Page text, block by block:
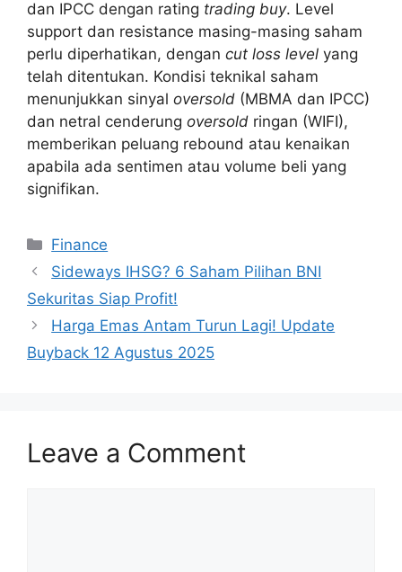
dan IPCC dengan rating trading buy. Level
support dan resistance masing-masing saham
perlu diperhatikan, dengan cut loss level yang
telah ditentukan. Kondisi teknikal saham
menunjukkan sinyal oversold (MBMA dan IPCC)
dan netral cenderung oversold ringan (WIFI),
memberikan peluang rebound atau kenaikan
apabila ada sentimen atau volume beli yang
signifikan.
Categories
Finance
Sideways IHSG? 6 Saham Pilihan BNI
Sekuritas Siap Profit!
Harga Emas Antam Turun Lagi! Update
Buyback 12 Agustus 2025
Leave a Comment